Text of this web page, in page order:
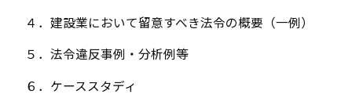
４．建設業において留意すべき法令の概要（一例）
５．法令違反事例・分析例等
６．ケーススタディ